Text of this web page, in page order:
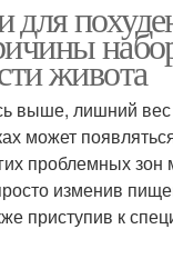
для
живота
выше, лишний вес
может
проблемных зон
изменив
приступив к